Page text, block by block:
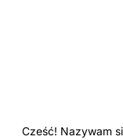
Cześć! Nazywam